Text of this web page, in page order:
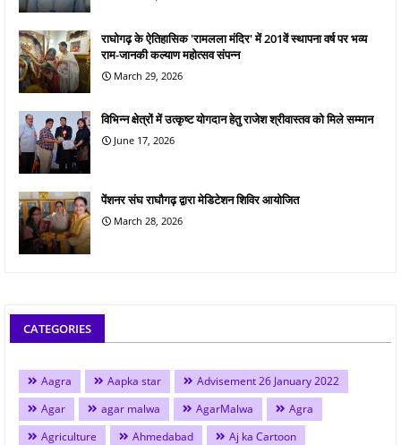
राघोगढ़ के ऐतिहासिक 'रामलला मंदिर' में 201वें स्थापना वर्ष पर भव्य
राम-जानकी कल्याण महोत्सव संपन्न
March 29, 2026
विभिन्न क्षेत्रों में उत्कृष्ट योगदान हेतु राजेश श्रीवास्तव को मिले सम्मान
June 17, 2026
पेंशनर संघ राघौगढ़ द्वारा मेडिटेशन शिविर आयोजित
March 28, 2026
CATEGORIES
Aagra Aapka star
Advisement 26 January 2022
Agar
agar malwa AgarMalwa
Agra
Agriculture
Ahmedabad
Aj ka Cartoon